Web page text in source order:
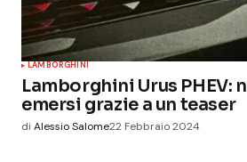
LAMBORGHINI
Lamborghini Urus PHEV:
emersi grazie a un teaser
di Alessio Salome22 Febbraio 2024